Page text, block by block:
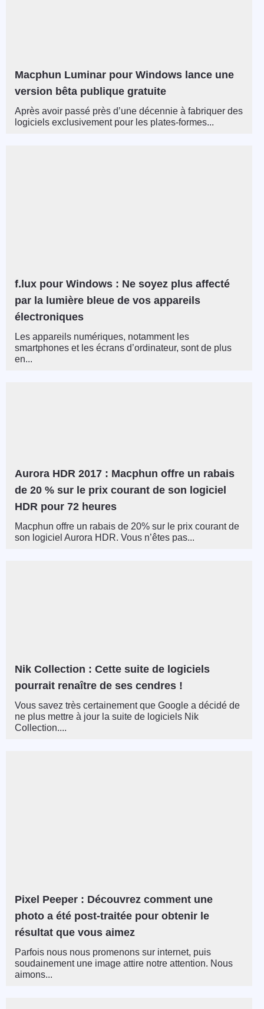
Macphun Luminar pour Windows lance une
version bêta publique gratuite
Après avoir passé près d’une décennie à fabriquer des
logiciels exclusivement pour les plates-formes...
f.lux pour Windows : Ne soyez plus affecté
par la lumière bleue de vos appareils
électroniques
Les appareils numériques, notamment les
smartphones et les écrans d’ordinateur, sont de plus
en...
Aurora HDR 2017 : Macphun offre un rabais
de 20 % sur le prix courant de son logiciel
HDR pour 72 heures
Macphun offre un rabais de 20% sur le prix courant de
son logiciel Aurora HDR. Vous n’êtes pas...
Nik Collection : Cette suite de logiciels
pourrait renaître de ses cendres !
Vous savez très certainement que Google a décidé de
ne plus mettre à jour la suite de logiciels Nik
Collection....
Pixel Peeper : Découvrez comment une
photo a été post-traitée pour obtenir le
résultat que vous aimez
Parfois nous nous promenons sur internet, puis
soudainement une image attire notre attention. Nous
aimons...